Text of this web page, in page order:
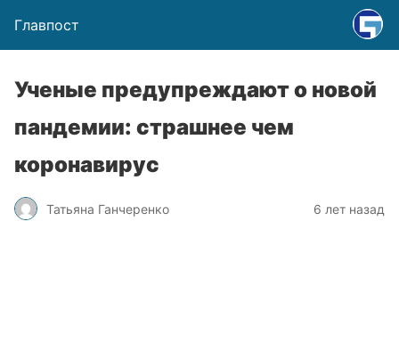
Главпост
Ученые предупреждают о новой
пандемии: страшнее чем
коронавирус
Татьяна Ганчеренко 6 лет назад